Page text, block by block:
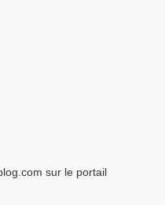
sur le portail